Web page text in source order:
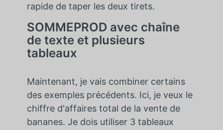
rapide de taper les deux tirets.
SOMMEPROD avec chaîne
de texte et plusieurs
tableaux
Maintenant, je vais combiner certains
des exemples précédents. Ici, je veux le
chiffre d'affaires total de la vente de
bananes. Je dois utiliser 3 tableaux